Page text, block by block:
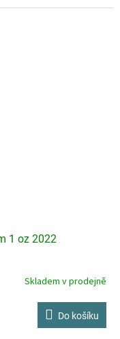
1 oz 2022
Skladem v prodejně
Do košíku